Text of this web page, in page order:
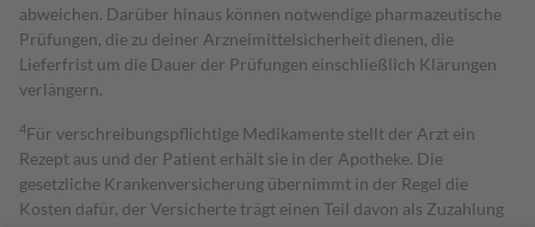
abweichen. Darüber hinaus können notwendige pharmazeutische
Prüfungen, die zu deiner Arzneimittelsicherheit dienen, die
Lieferfrist um die Dauer der Prüfungen einschließlich Klärungen
verlängern.
4Für verschreibungspflichtige Medikamente stellt der Arzt ein
Rezept aus und der Patient erhält sie in der Apotheke. Die
gesetzliche Krankenversicherung übernimmt in der Regel die
Kosten dafür, der Versicherte trägt einen Teil davon als Zuzahlung